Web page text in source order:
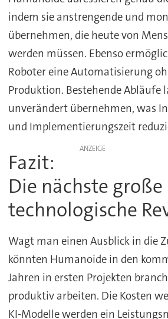
indem sie anstrengende und
übernehmen, die heute von
werden müssen. Ebenso
Roboter eine Automatisierung
Produktion. Bestehende Abläufe
unverändert übernehmen, was
und Implementierungszeit
ANZEIGE
Fazit:
Die nächste große
technologische
Wagt man einen Ausblick in die
könnten Humanoide in den
Jahren in ersten Projekten
produktiv arbeiten. Die Kosten
KI-Modelle werden ein